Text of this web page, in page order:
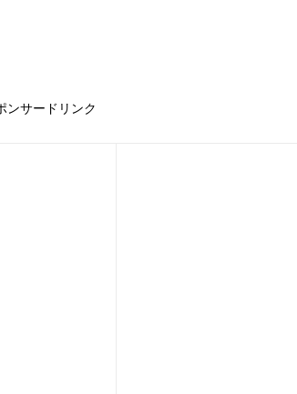
ンサードリンク